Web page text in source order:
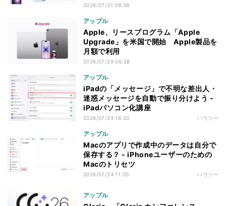
2026/07/31 08:56
アップル
Apple、リースプログラム「Apple
Upgrade」を米国で開始 Apple製品を
月額で利用
2026/07/29 06:58
アップル
iPadの「メッセージ」で不明な差出人・
迷惑メッセージを自動で振り分けよう -
iPadパソコン化講座
2026/07/24 16:20 ハウツー
アップル
Macのアプリで作成中のデータは自分で
保存する？ - iPhoneユーザーのための
Macのトリセツ
2026/07/24 11:00 ハウツー
アップル